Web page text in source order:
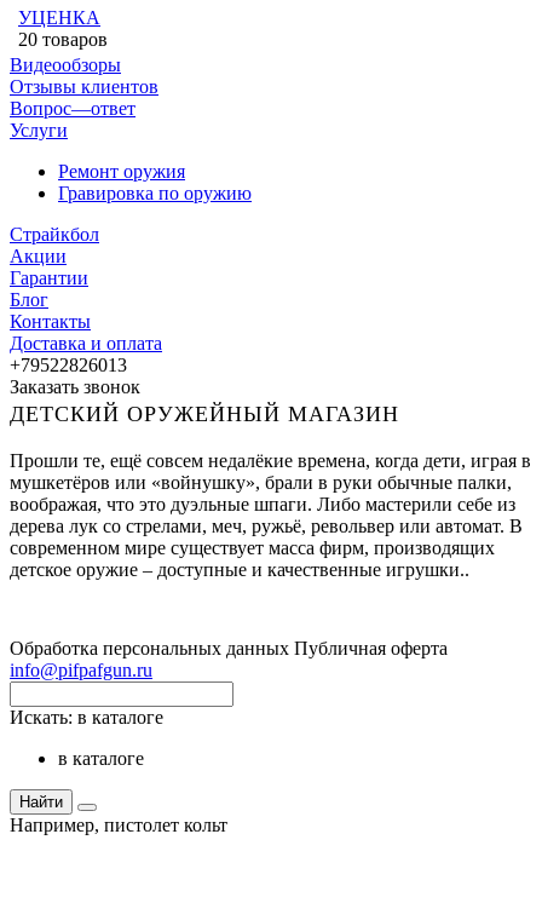
УЦЕНКА
20 товаров
Видеообзоры
Отзывы клиентов
Вопрос—ответ
Услуги
Ремонт оружия
Гравировка по оружию
Страйкбол
Акции
Гарантии
Блог
Контакты
Доставка и оплата
+79522826013
Заказать звонок
ДЕТСКИЙ ОРУЖЕЙНЫЙ МАГАЗИН
Прошли те, ещё совсем недалёкие времена, когда дети, играя в
мушкетёров или «войнушку», брали в руки обычные палки,
воображая, что это дуэльные шпаги. Либо мастерили себе из
дерева лук со стрелами, меч, ружьё, револьвер или автомат. В
современном мире существует масса фирм, производящих
детское оружие – доступные и качественные игрушки..
Обработка персональных данных Публичная оферта
info@pifpafgun.ru
Искать: в каталоге
в каталоге
Найти
Например, пистолет кольт